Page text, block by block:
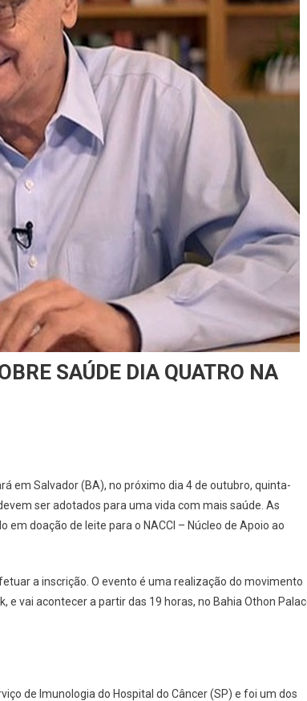
SAÚDE DIA QUATRO NA
em Salvador (BA), no próximo dia 4 de outubro, quinta-
ser adotados para uma vida com mais saúde. As
doação de leite para o NACCI – Núcleo de Apoio ao
a inscrição. O evento é uma realização do movimento
vai acontecer a partir das 19 horas, no Bahia Othon
de Imunologia do Hospital do Câncer (SP) e foi um dos